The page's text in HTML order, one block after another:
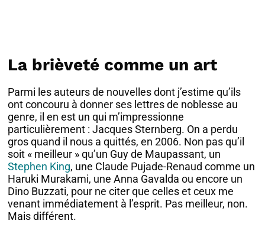
La brièveté comme un art
Parmi les auteurs de nouvelles dont j’estime qu’ils
ont concouru à donner ses lettres de noblesse au
genre, il en est un qui m’impressionne
particulièrement : Jacques Sternberg. On a perdu
gros quand il nous a quittés, en 2006. Non pas qu’il
soit « meilleur » qu’un Guy de Maupassant, un
Stephen King, une Claude Pujade-Renaud comme un
Haruki Murakami, une Anna Gavalda ou encore un
Dino Buzzati, pour ne citer que celles et ceux me
venant immédiatement à l’esprit. Pas meilleur, non.
Mais différent.